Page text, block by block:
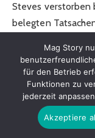
Steves verstorben
belegten
Für Leser
jede häufig
wider. Gerade bei
Prüfung
Mag Story
für den Betrieb
Funktionen zu
jederzeit
Akzeptiere